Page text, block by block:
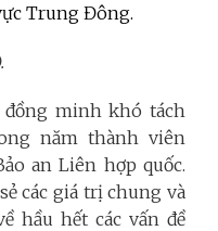
Trung Đông.
đồng minh khó tách
năm thành viên
an Liên hợp quốc.
các giá trị chung và
hầu hết các vấn đề